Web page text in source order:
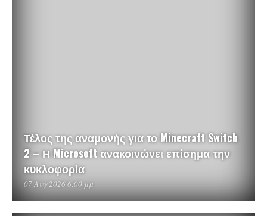
Τέλος της αναμονής για το Minecraft Switch
2 – Η Microsoft ανακοινώνει επίσημα την
κυκλοφορία
07 Αυγ 2026 6:00 μμ